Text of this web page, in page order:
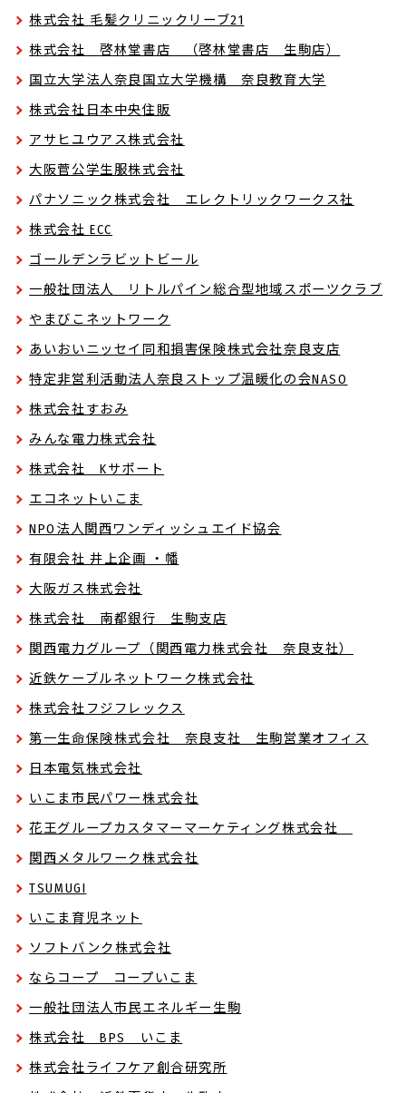
株式会社 毛髪クリニックリーブ21
株式会社 啓林堂書店 （啓林堂書店 生駒店）
国立大学法人奈良国立大学機構 奈良教育大学
株式会社日本中央住販
アサヒユウアス株式会社
大阪菅公学生服株式会社
パナソニック株式会社 エレクトリックワークス社
株式会社 ECC
ゴールデンラビットビール
一般社団法人 リトルパイン総合型地域スポーツクラブ
やまびこネットワーク
あいおいニッセイ同和損害保険株式会社奈良支店
特定非営利活動法人奈良ストップ温暖化の会NASO
株式会社すおみ
みんな電力株式会社
株式会社 Kサポート
エコネットいこま
NPO法人関西ワンディッシュエイド協会
有限会社 井上企画 ・幡
大阪ガス株式会社
株式会社 南都銀行 生駒支店
関西電力グループ（関西電力株式会社 奈良支社）
近鉄ケーブルネットワーク株式会社
株式会社フジフレックス
第一生命保険株式会社 奈良支社 生駒営業オフィス
日本電気株式会社
いこま市民パワー株式会社
花王グループカスタマーマーケティング株式会社
関西メタルワーク株式会社
TSUMUGI
いこま育児ネット
ソフトバンク株式会社
ならコープ コープいこま
一般社団法人市民エネルギー生駒
株式会社 BPS いこま
株式会社ライフケア創合研究所